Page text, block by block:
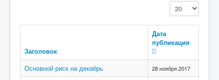
Кол-во строк:
Заголовок
Дата
публикации
Основной риск на декабрь 28 ноября 2017